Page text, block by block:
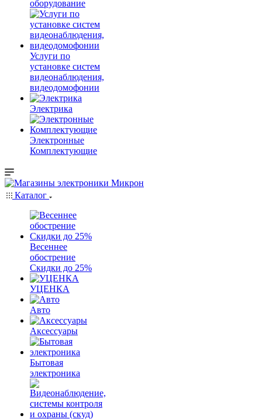
оборудование
Услуги по
установке систем
видеонаблюдения,
видеодомофонии
Электрика
Электронные
Комплектующие
Каталог
Весеннее
обострение
Скидки до 25%
УЦЕНКА
Авто
Аксессуары
Бытовая
электроника